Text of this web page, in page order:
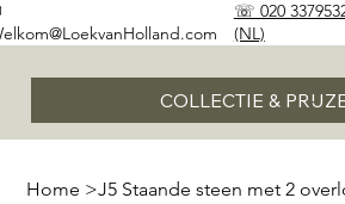
COLLECTIE &
☏ 020
(NL)
Home >J5 Staande steen met 2